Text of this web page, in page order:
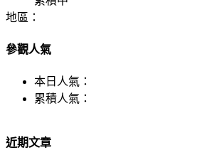
地區：
參觀人氣
本日人氣：
累積人氣：
近期文章